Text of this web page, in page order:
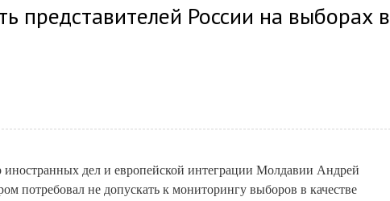
России на выборах в
дел и европейской интеграции Молдавии Андрей
потребовал не допускать к мониторингу выборов в качестве